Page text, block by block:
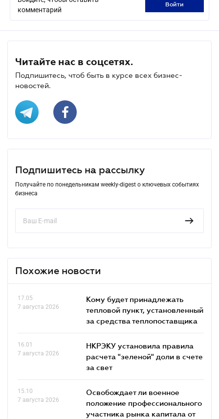
комментарий
войти
Читайте нас в соцсетях.
Подпишитесь, чтоб быть в курсе всех бизнес-
новостей.
Подпишитесь на рассылку
Получайте по понедельникам weekly-digest о ключевых событиях
бизнеса
Похожие новости
17.05
7 августа 2026
Кому будет принадлежать
тепловой пункт, установленный
за средства теплопоставщика
16.01
7 августа 2026
НКРЭКУ установила правила
расчета "зеленой" доли в счете
за свет
15.10
7 августа 2026
Освобождает ли военное
положение профессионального
участника рынка капитала от